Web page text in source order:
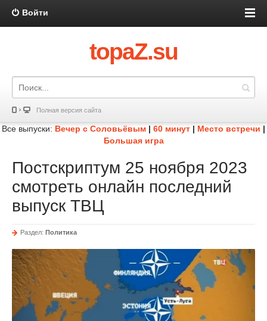
Войти
topaZ.su
Полная версия сайта
Все выпуски: Вечер с Соловьёвым | 60 минут | Место встречи |
Большая игра
Постскриптум 25 ноября 2023
смотреть онлайн последний
выпуск ТВЦ
Раздел: Политика